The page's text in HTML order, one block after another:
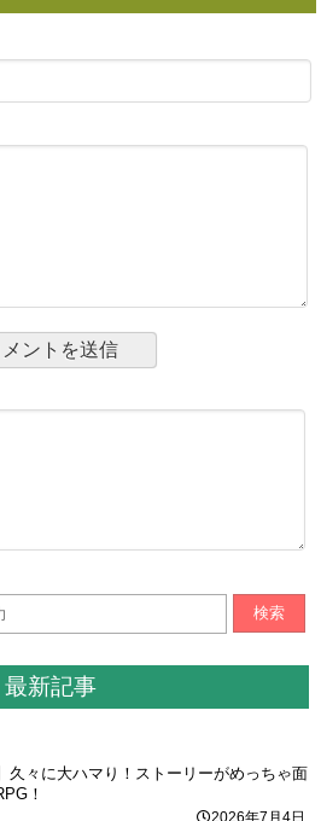
検索
最新記事
久々に大ハマり！ストーリーがめっちゃ面
！
2026年7月4日